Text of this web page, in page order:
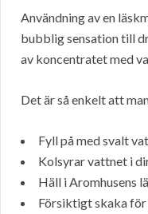
Användning av en
bubblig sensation till
av koncentratet med
Det är så enkelt att
Fyll på med svalt
Kolsyrar vattnet i
Häll i Aromhusens
Försiktigt skaka